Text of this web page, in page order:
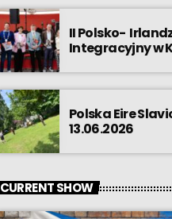
II Polsko-
Integracyjny w
Polska Eire
13.06.2026
CURRENT SHOW